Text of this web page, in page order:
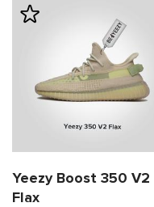
Yeezy Boost 350 V2
Flax